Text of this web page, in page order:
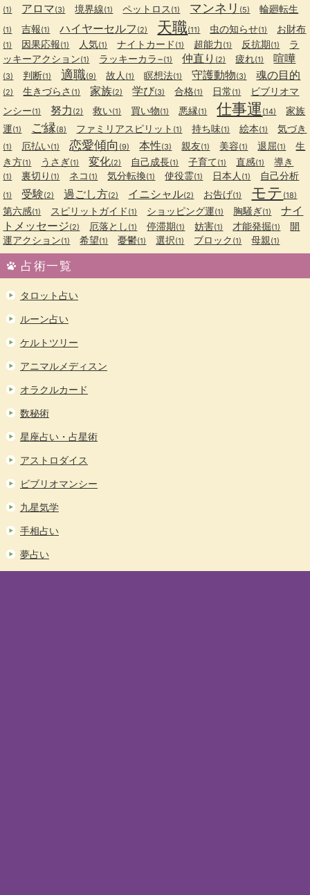
(1) アロマ(3) 境界線(1) ペットロス (1) マンネリ (5) 輪廻転生
(1) 吉報(1) ハイヤーセルフ (2) 天職(11) 虫の知らせ(1) お財布
(1) 因果応報(1) 人気(1) ナイトカード (1) 超能力 (1) 反抗期(1)
ラ
ッキーアクション(1) ラッキーカラ−(1) 仲直り (2) 疲れ(1) 喧嘩
(3) 判断(1) 適職(9) 故人 (1) 瞑想法(1) 守護動物(3) 魂の目的
(2) 生きづらさ (1) 家族(2) 学び(3) 合格(1) 日常 (1)
ビブリオマ
ンシー(1) 努力 (2) 救い(1) 買い物(1) 悪縁(1) 仕事運 (14)
家族
運(1) ご縁(8) ファミリアスピリット (1) 持ち味(1) 絵本(1) 気づき
(1) 厄払い(1) 恋愛傾向 (9) 本性(3) 親友(1) 美容(1) 退屈(1)
生
き方(1) うさぎ(1) 変化(2) 自己成長(1) 子育て(1) 直感(1) 導き
(1) 裏切り (1) ネコ (1) 気分転換(1) 使役霊(1) 日本人 (1) 自己分析
(1) 受験(2) 過ごし方(2) イニシャル(2) お告げ(1) モテ (18)
第六感(1) スピリットガイド (1) ショッピング運(1) 胸騒ぎ(1)
ナイ
トメッセージ(2) 厄落とし (1) 停滞期(1) 妨害(1) 才能発掘(1)
開
運アクション(1) 希望(1) 憂鬱(1) 選択(1) ブロック (1) 母親(1)
占術一覧
タロット占い
ルーン占い
ケルトツリー
アニマルメディスン
オラクルカード
数秘術
星座占い・占星術
アストロダイス
ビブリオマンシー
九星気学
手相占い
夢占い